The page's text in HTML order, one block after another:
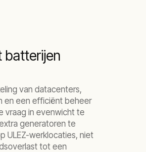
batterijen
van datacenters,
en een efficiënt beheer
vraag in evenwicht te
generatoren te
ULEZ-werklocaties, niet
tot een